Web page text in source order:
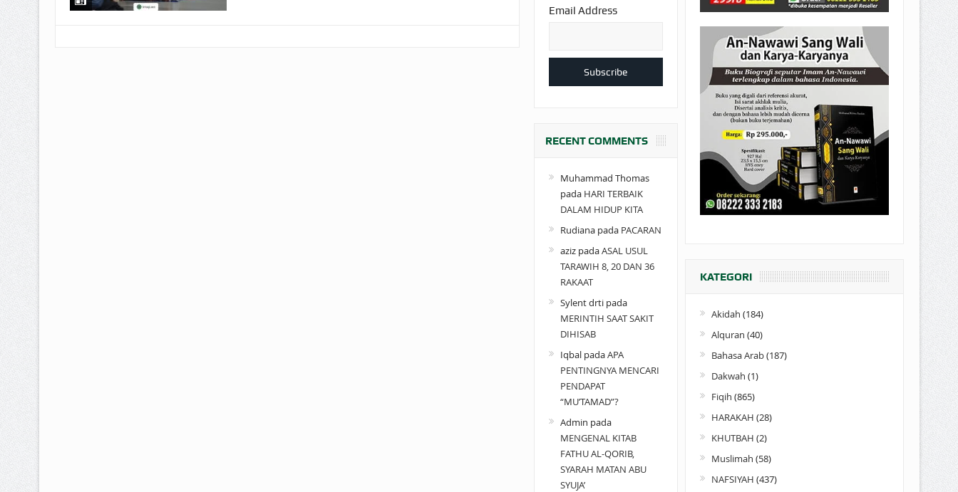
Email Address
RECENT COMMENTS
Muhammad Thomas
pada HARI TERBAIK
DALAM HIDUP KITA
Rudianapada PACARAN
azizpadaASAL USUL
TARAWIH 8, 20 DAN 36
RAKAAT
Sylent drtipada
MERINTIH SAAT SAKIT
DIHISAB
IqbalpadaAPA
PENTINGNYA MENCARI
PENDAPAT
“MU’TAMAD”?
Admin pada
MENGENAL KITAB
FATHU AL-QORIB,
SYARAH MATAN ABU
SYUJA’
KATEGORI
Akidah (184)
Alquran (40)
Bahasa Arab(187)
Dakwah (1)
Fiqih (865)
HARAKAH (28)
KHUTBAH (2)
Muslimah (58)
NAFSIYAH (437)